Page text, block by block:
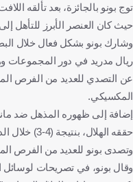
توج بونو بالجائزة، بعد تألقه
حيث كان العنصر الأبرز للتأهل
وشارك بونو بشكل فعال خلال
عن التصدي للعديد من الفرص
المكسيكي.
إضافة إلى ظهوره المذهل ضد
حققه الهلال، بنتيجة (4-3) خلال الدور ثمن النهائي من المسابقة.
وتصدى بونو للعديد من الفرص
وقال بونو، في تصريحات لوسائل